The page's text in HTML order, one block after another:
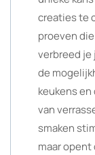
creaties te
proeven
verbreed je
de
keukens
van
smaken
maar opent